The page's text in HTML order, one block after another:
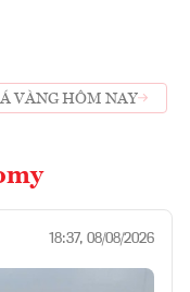
VÀNG HÔM NAY
18:37, 08/08/2026